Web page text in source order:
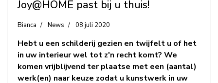
Bianca 08 juli 2020
Hebt u een schilderij gezien en twijfelt u of het
in uw interieur wel tot z'n recht komt? We
komen vrijblijvend ter plaatse met een (aantal)
werk(en) naar keuze zodat u kunstwerk in uw
interieur kunt aanvoelen!